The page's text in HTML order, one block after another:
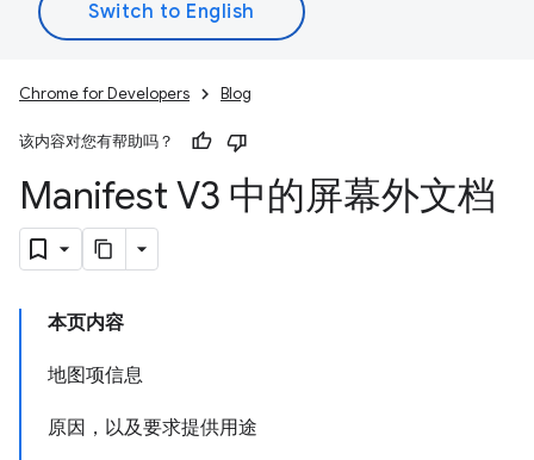
Chrome for Developers Blog
该内容对您有帮助吗？
Manifest V3 中的屏幕外文档
本页内容
地图项信息
原因，以及要求提供用途